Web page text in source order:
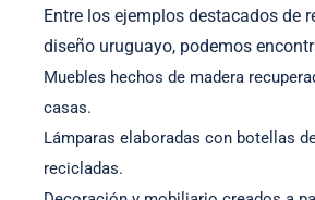
Entre los ejemplos destacados de
diseño uruguayo, podemos
Muebles hechos de madera
casas.
Lámparas elaboradas con botellas
recicladas.